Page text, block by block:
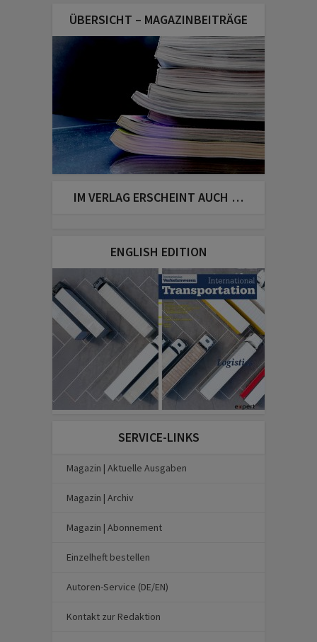
ÜBERSICHT – MAGAZINBEITRÄGE
IM VERLAG ERSCHEINT AUCH …
ENGLISH EDITION
SERVICE-LINKS
Magazin | Aktuelle Ausgaben
Magazin | Archiv
Magazin | Abonnement
Einzelheft bestellen
Autoren-Service (DE/EN)
Kontakt zur Redaktion